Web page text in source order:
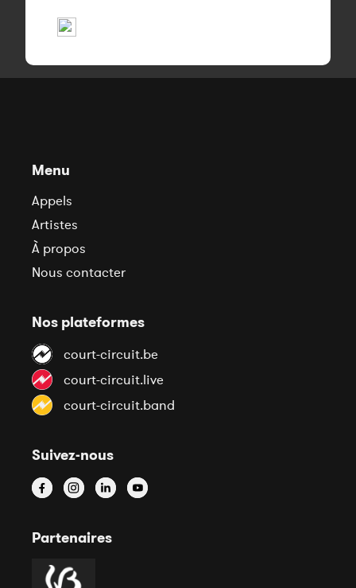
Menu
Appels
Artistes
À propos
Nous contacter
Nos plateformes
court-circuit.be
court-circuit.live
court-circuit.band
Suivez-nous
Partenaires